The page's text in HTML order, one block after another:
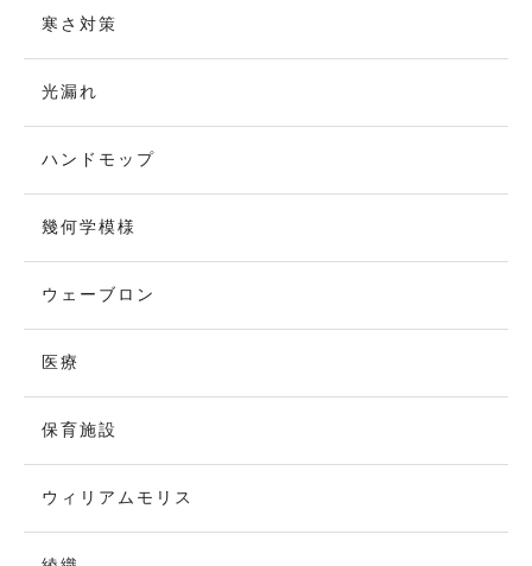
寒さ対策
光漏れ
ハンドモップ
幾何学模様
ウェーブロン
医療
保育施設
ウィリアムモリス